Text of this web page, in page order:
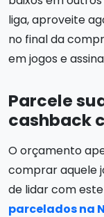
liga, aproveite
no final da
em jogos e
Parcele
cashback
O orçamento
comprar aquele
de lidar com
parcelados na